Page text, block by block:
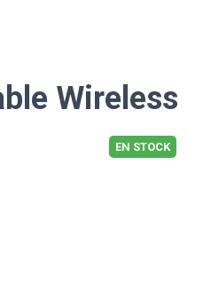
Wireless
EN STOCK